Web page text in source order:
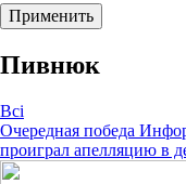
Пивнюк
Всі
Очередная победа
проиграл апелляцию в